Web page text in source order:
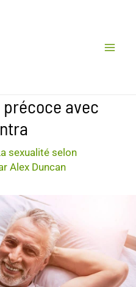
précoce avec
sexualité selon
Alex Duncan